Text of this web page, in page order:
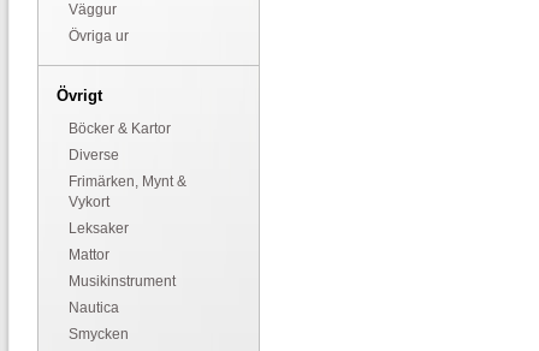
Väggur
Övriga ur
Övrigt
Böcker & Kartor
Diverse
Frimärken, Mynt &
Vykort
Leksaker
Mattor
Musikinstrument
Nautica
Smycken